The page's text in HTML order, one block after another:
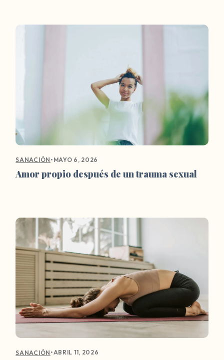
SANACIÓN • MAYO 6, 2026
Amor propio después de un trauma sexual
SANACIÓN •ABRIL 11, 2026